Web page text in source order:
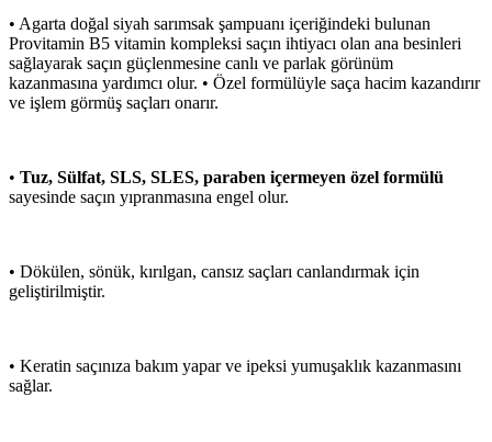
• Agarta doğal siyah sarımsak şampuanı içeriğindeki bulunan
Provitamin B5 vitamin kompleksi saçın ihtiyacı olan ana besinleri
sağlayarak saçın güçlenmesine canlı ve parlak görünüm
kazanmasına yardımcı olur. • Özel formülüyle saça hacim kazandırır
ve işlem görmüş saçları onarır.
• Tuz, Sülfat, SLS, SLES, paraben içermeyen özel formülü
sayesinde saçın yıpranmasına engel olur.
• Dökülen, sönük, kırılgan, cansız saçları canlandırmak için
geliştirilmiştir.
• Keratin saçınıza bakım yapar ve ipeksi yumuşaklık kazanmasını
sağlar.